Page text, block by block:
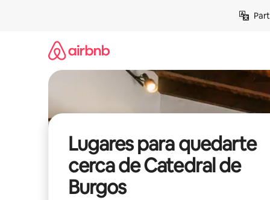
Lugares para quedarte
cerca de Catedral de
Burgos